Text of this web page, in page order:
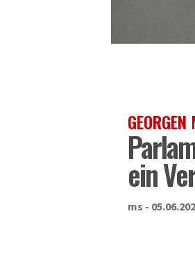
ein
ms -